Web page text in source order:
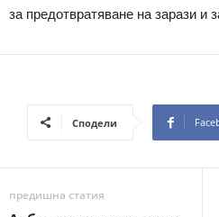
за предотвратяване на зарази и
Сподели
предишна статия